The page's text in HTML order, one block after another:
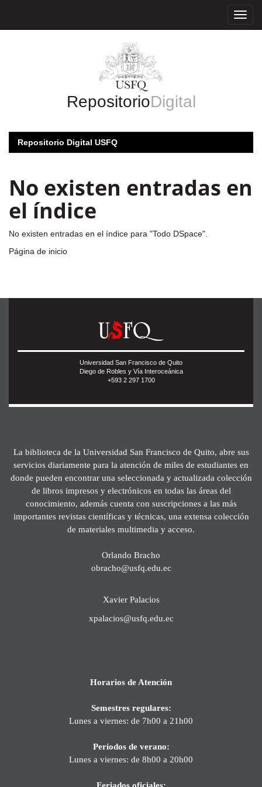
RepositorioDigital
Repositorio Digital USFQ
No existen entradas en
el índice
No existen entradas en el índice para "Todo DSpace".
Página de inicio
Universidad San Francisco de Quito
Diego de Robles y Vía Interoceánica
+593 2 297 1700
La biblioteca de la Universidad San Francisco de Quito, abre sus
servicios diariamente para la atención de miles de estudiantes en
donde pueden encontrar una seleccionada y actualizada colección
de libros impresos y electrónicos en todas las áreas del
conocimiento, además cuenta con suscripciones a las más
importantes revistas científicas y técnicas, una extensa colección
de materiales multimedia y acceso.
Orlando Bracho
obracho@usfq.edu.ec
Xavier Palacios
xpalacios@usfq.edu.ec
Horarios de Atención
Semestres regulares:
Lunes a viernes: de 7h00 a 21h00
Períodos de verano:
Lunes a viernes: de 8h00 a 20h00
Feriados oficiales: